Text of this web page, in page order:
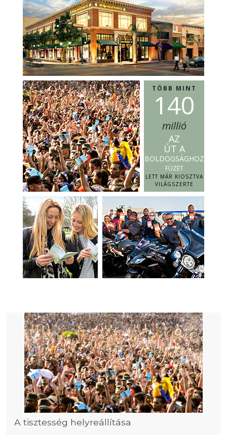
TÖBB MINT
140
millió
AZ
ÚT A
BOLDOGSÁGHOZ
FÜZET
LETT MÁR KIOSZTVA
VILÁGSZERTE
A tisztesség helyreállítása